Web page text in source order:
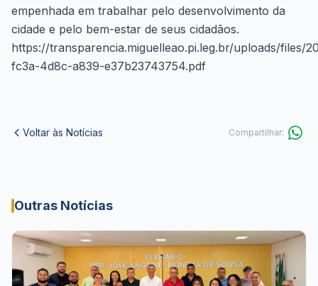
empenhada em trabalhar pelo desenvolvimento da
cidade e pelo bem-estar de seus cidadãos.
https://transparencia.miguelleao.pi.leg.br/uploads/files/
fc3a-4d8c-a839-e37b23743754.pdf
Voltar às Notícias Compartilhar:
Outras Notícias